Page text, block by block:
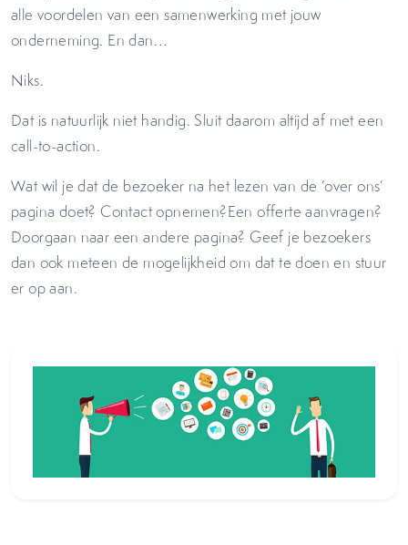
alle voordelen van een samenwerking met jouw
onderneming. En dan…
Niks.
Dat is natuurlijk niet handig. Sluit daarom altijd af met een
call-to-action.
Wat wil je dat de bezoeker na het lezen van de ‘over ons’
pagina doet? Contact opnemen?Een offerte aanvragen?
Doorgaan naar een andere pagina? Geef je bezoekers
dan ook meteen de mogelijkheid om dat te doen en stuur
er op aan.